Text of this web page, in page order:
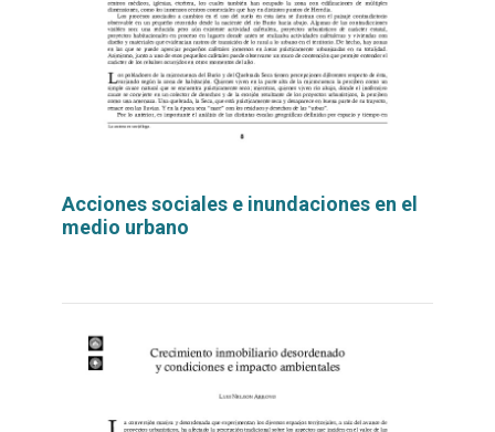
Acciones sociales e inundaciones en el
medio urbano